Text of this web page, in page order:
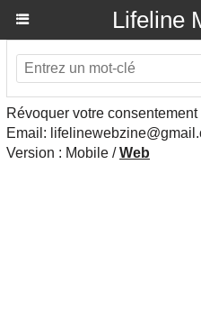
Lifeline
Révoquer votre
Email:
Version : Mobile /Web